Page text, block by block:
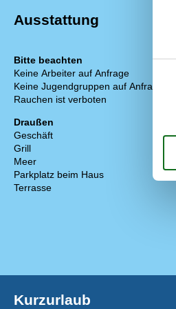
Ausstattung
Bitte beachten
Keine Arbeiter auf Anfrage
Keine Jugendgruppen auf Anfrage
Rauchen ist verboten
Draußen
Geschäft
Grill
Meer
Parkplatz beim Haus
Terrasse
Kurzurlaub